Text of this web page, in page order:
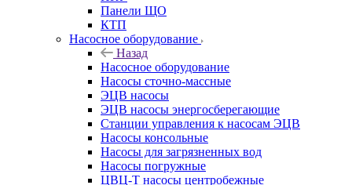
Панели ЩО
КТП
Насосное оборудование
Назад
Насосное оборудование
Насосы сточно-массные
ЭЦВ насосы
ЭЦВ насосы энергосберегающие
Станции управления к насосам ЭЦВ
Насосы консольные
Насосы для загрязненных вод
Насосы погружные
ЦВЦ-Т насосы центробежные